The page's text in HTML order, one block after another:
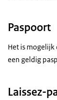
Paspoort
Het is
een geldig
Laissez-